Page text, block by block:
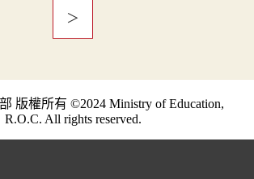
＞
版權所有 ©2024 Ministry of Education,
R.O.C. All rights reserved.